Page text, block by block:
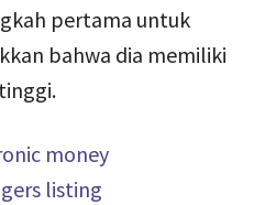
pertama untuk
bahwa dia memiliki